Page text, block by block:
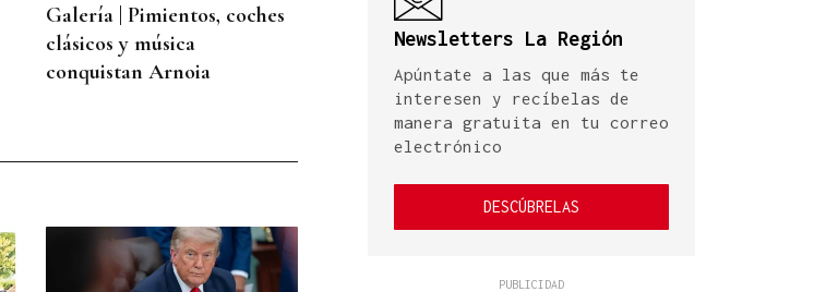
Galería | Pimientos, coches
clásicos y música
conquistan Arnoia
Newsletters La Región
Apúntate a las que más te
interesen y recíbelas de
manera gratuita en tu correo
electrónico
DESCÚBRELAS